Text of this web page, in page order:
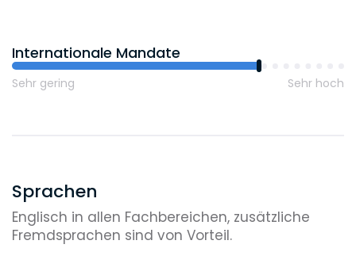
Internationale Mandate
Sehr gering Sehr hoch
Sprachen
Englisch in allen Fachbereichen, zusätzliche
Fremdsprachen sind von Vorteil.